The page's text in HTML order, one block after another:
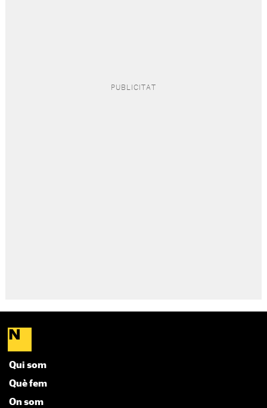
Qui som
Què fem
On som